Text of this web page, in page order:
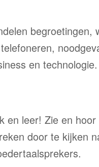
begroetingen,
en technologie.
en leer! Zie en
door te kijken